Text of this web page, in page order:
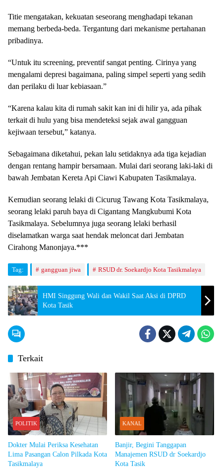
Titie mengatakan, kekuatan seseorang menghadapi tekanan
memang berbeda-beda. Tergantung dari mekanisme pertahanan
pribadinya.
“Untuk itu screening, preventif sangat penting. Cirinya yang
mengalami depresi bagaimana, paling simpel seperti yang sedih
dan perilaku di luar kebiasaan.”
“Karena kalau kita di rumah sakit kan ini di hilir ya, ada pihak
terkait di hulu yang bisa mendeteksi sejak awal gangguan
kejiwaan tersebut,” katanya.
Sebagaimana diketahui, pekan lalu setidaknya ada tiga kejadian
dengan rentang hampir bersamaan. Mulai dari seorang laki-laki di
bawah Jembatan Kereta Api Ciawi Kabupaten Tasikmalaya.
Kemudian seorang lelaki di Cicurug Tawang Kota Tasikmalaya,
seorang lelaki paruh baya di Cigantang Mangkubumi Kota
Tasikmalaya. Sebelumnya juga seorang lelaki berhasil
diselamatkan warga saat hendak meloncat dari Jembatan
Cirahong Manonjaya.***
Tag: gangguan jiwa RSUD dr. Soekardjo Kota Tasikmalaya
HMI Singgung Wali dan Wakil Saat Aksi di DPRD
Kota Tasik
Terkait
POLITIK
Dokter Mulai Periksa Kesehatan
Lima Pasangan Calon Pilkada Kota
Tasikmalaya
KANAL
Banjir, Begini Tanggapan
Manajemen RSUD dr Soekardjo
Kota Tasik